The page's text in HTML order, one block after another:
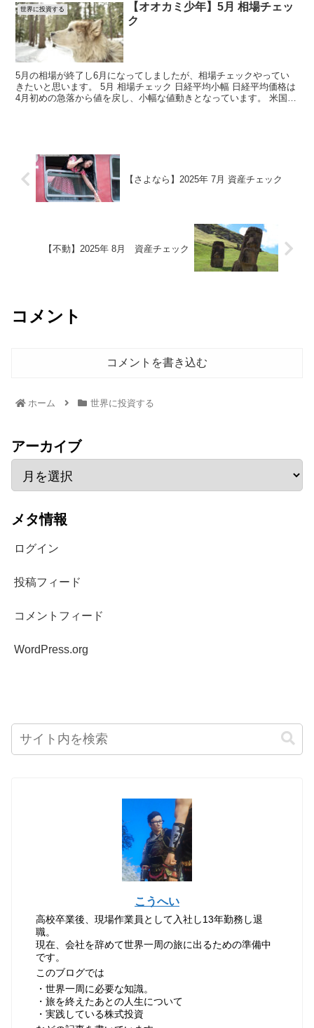
世界に投資する
【オオカミ少年】5月 相場チェッ
ク
5月の相場が終了し6月になってしましたが、相場チェックやってい
きたいと思います。 5月 相場チェック 日経平均小幅 日経平均価格は
4月初めの急落から値を戻し、小幅な値動きとなっています。 米国株
【さよなら】2025年 7月 資産チェック
【不動】2025年 8月 資産チェック
コメント
コメントを書き込む
ホーム 世界に投資する
アーカイブ
メタ情報
ログイン
投稿フィード
コメントフィード
WordPress.org
こうへい
高校卒業後、現場作業員として入社し13年勤務し退
職。
現在、会社を辞めて世界一周の旅に出るための準備中
です。
このブログでは
・世界一周に必要な知識。
・旅を終えたあとの人生について
・実践している株式投資